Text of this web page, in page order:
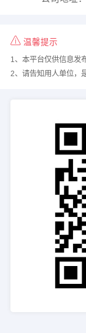
温馨提示
1、本平台仅供信息发
2、请告知用人单位，